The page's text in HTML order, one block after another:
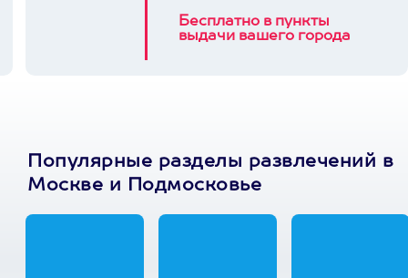
Бесплатно в пункты
выдачи вашего города
Популярные разделы развлечений в
Москве и Подмосковье